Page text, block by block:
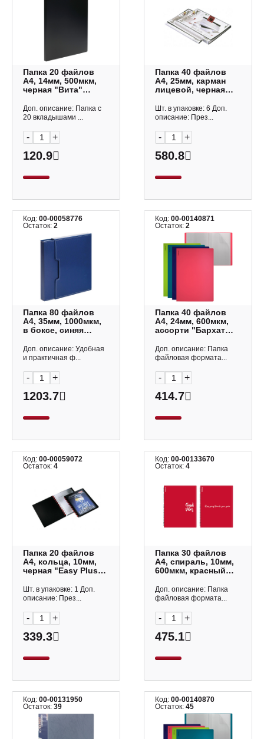
Папка 20 файлов
А4, 14мм, 500мкм,
черная "Вита"
Доп. описание: Папка с
20 вкладышами ...
- +
120.9
Папка 40 файлов
А4, 25мм, карман
лицевой, черная
Шт. в упаковке: 6 Доп.
описание: През...
- +
580.8
Код: 00-00058776
Остаток: 2
Папка 80 файлов
А4, 35мм, 1000мкм,
в боксе, синяя
Доп. описание: Удобная
и практичная ф...
- +
1203.7
Код:00-00140871
Остаток:2
Папка 40 файлов
А4, 24мм, 600мкм,
ассорти "Бархат
Krause
Доп. описание: Папка
файловая формата...
- +
414.7
Код: 00-00059072
Остаток: 4
Папка 20 файлов
А4, кольца, 10мм,
черная "Easy Plus"
Шт. в упаковке: 1 Доп.
описание: През...
- +
339.3
Код:00-00133670
Остаток:4
Папка 30 файлов
А4, спираль, 10мм,
600мкм, красный
Слова" 59789 Erich
Krause
Доп. описание: Папка
файловая формата...
- +
475.1
Код: 00-00131950
Остаток: 39
Код:00-00140870
Остаток:45